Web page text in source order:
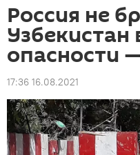
Россия не
Узбекистан
опасности
17:36 16.08.2021